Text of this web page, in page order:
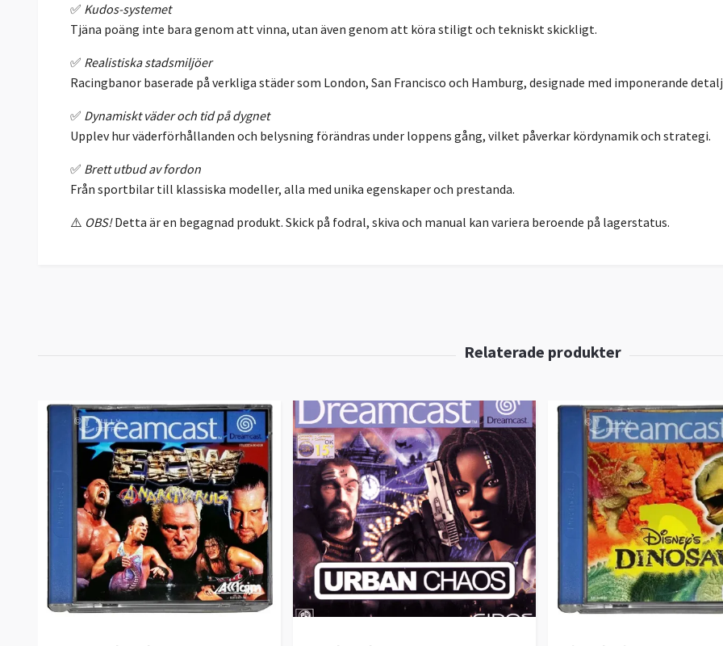
✅ Kudos-systemet
Tjäna poäng inte bara genom att vinna, utan även genom att köra stiligt och tekniskt skickligt.
✅ Realistiska stadsmiljöer
Racingbanor baserade på verkliga städer som London, San Francisco och Hamburg, designade med imponerande
✅ Dynamiskt väder och tid på dygnet
Upplev hur väderförhållanden och belysning förändras under loppens gång, vilket påverkar kördynamik och strategi.
✅ Brett utbud av fordon
Från sportbilar till klassiska modeller, alla med unika egenskaper och prestanda.
⚠️ OBS! Detta är en begagnad produkt. Skick på fodral, skiva och manual kan variera beroende på lagerstatus.